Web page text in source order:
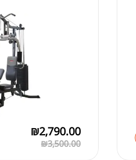
₪3,500.00
₪2,790.00